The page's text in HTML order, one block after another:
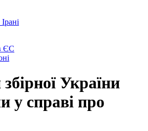
ЄС
України
у справі про